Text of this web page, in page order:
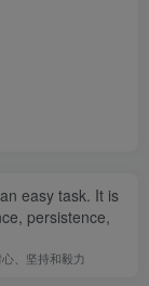
easy task. It is
persistence,
、坚持和毅力